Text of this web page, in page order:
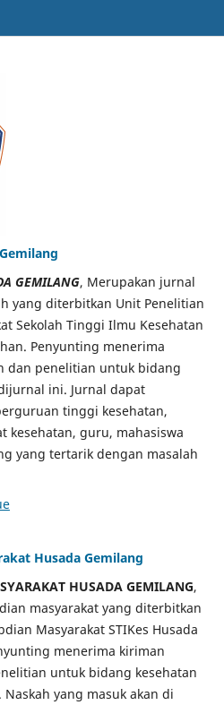
GEMILANG, Merupakan jurnal
yang diterbitkan Unit Penelitian
Sekolah Tinggi Ilmu Kesehatan
Penyunting menerima
dan penelitian untuk bidang
ini. Jurnal dapat
tinggi kesehatan,
kesehatan, guru, mahasiswa
yang tertarik dengan masalah
Husada Gemilang
HUSADA GEMILANG,
masyarakat yang diterbitkan
Masyarakat STIKes Husada
menerima kiriman
untuk bidang kesehatan
yang masuk akan di